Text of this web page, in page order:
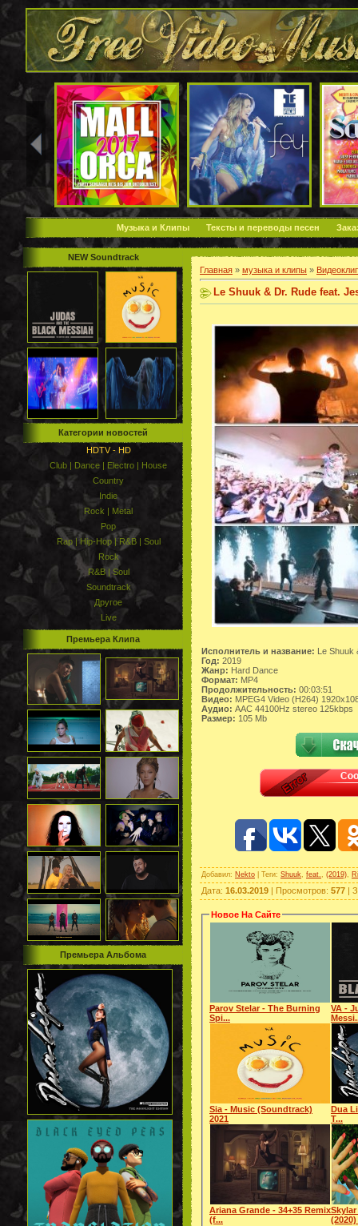
Музыка и Клипы Тексты и переводы песен
NEW Soundtrack
Категории новостей
HDTV - HD
Club | Dance | Electro | House
Country
Indie
Rock | Metal
Pop
Rap | Hip-Hop | R&B | Soul
Rock
R&B | Soul
Soundtrack
Другое
Live
Премьера Клипа
Премьера Альбома
Главная » музыка и клипы »
Le Shuuk & Dr. Rude feat.
Исполнитель и название: Le Shuuk
Год: 2019
Жанр: Hard Dance
Формат: MP4
Продолжительность: 00:03:51
Видео: MPEG4 Video (H264)
Аудио: AAC 44100Hz stereo 125kbps
Размер: 105 Mb
Добавил: Nekto Теги: Shuuk feat. (2019)
Дата: 16.03.2019 | Просмотров: 577 |
Новое На Сайте
Parov Stelar - The Burning
Spi...
VA -
Sia - Music (Soundtrack)
2021
Dua
T...
Ariana Grande - 34+35 Remix
(f...
(2020)